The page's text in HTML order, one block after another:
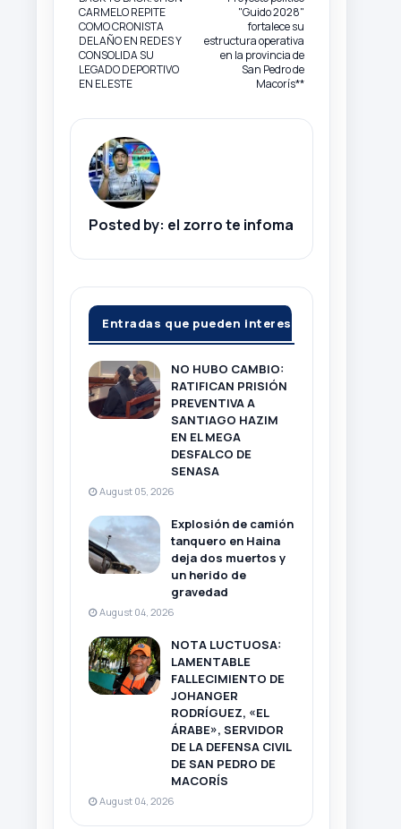
"Guido 2028"
fortalece su
estructura operativa
en la provincia de
San Pedro de
Macorís**
CARMELO REPITE
COMO CRONISTA
DEL AÑO EN REDES Y
CONSOLIDA SU
LEGADO DEPORTIVO
EN EL ESTE
Posted by: el zorro te infoma
Entradas que pueden interesarte
NO HUBO CAMBIO:
RATIFICAN PRISIÓN
PREVENTIVA A
SANTIAGO HAZIM
EN EL MEGA
DESFALCO DE
SENASA
August 05, 2026
Explosión de camión
tanquero en Haina
deja dos muertos y
un herido de
gravedad
August 04, 2026
NOTA LUCTUOSA:
LAMENTABLE
FALLECIMIENTO DE
JOHANGER
RODRÍGUEZ, «EL
ÁRABE», SERVIDOR
DE LA DEFENSA CIVIL
DE SAN PEDRO DE
MACORÍS
August 04, 2026